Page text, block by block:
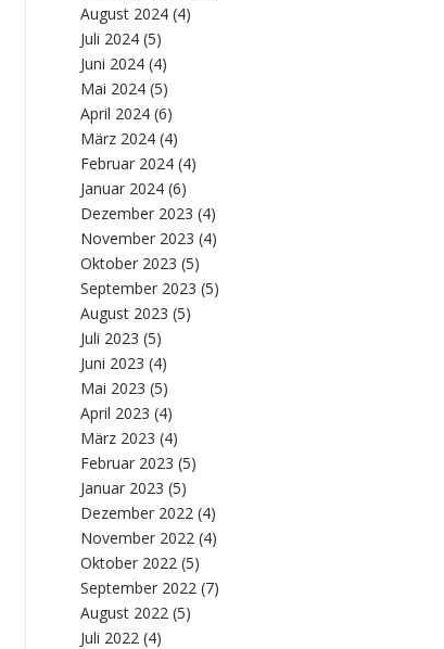
August 2024 (4)
Juli 2024 (5)
Juni 2024 (4)
Mai 2024 (5)
April 2024 (6)
März 2024 (4)
Februar 2024 (4)
Januar 2024 (6)
Dezember 2023 (4)
November 2023 (4)
Oktober 2023 (5)
September 2023 (5)
August 2023 (5)
Juli 2023 (5)
Juni 2023 (4)
Mai 2023 (5)
April 2023 (4)
März 2023 (4)
Februar 2023 (5)
Januar 2023 (5)
Dezember 2022 (4)
November 2022 (4)
Oktober 2022 (5)
September 2022 (7)
August 2022 (5)
Juli 2022 (4)